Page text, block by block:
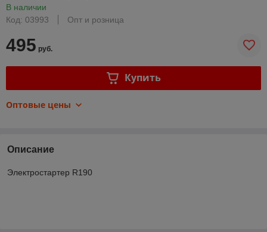
В наличии
Код: 03993
Опт и розница
495 руб.
Купить
Оптовые цены
Описание
Электростартер R190